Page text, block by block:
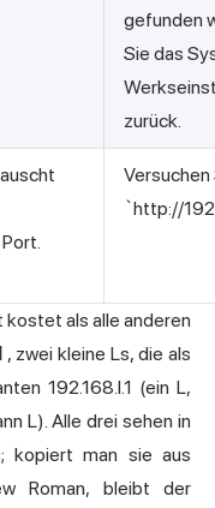
gefunden
Sie das
zurück.
`http://
kostet als alle anderen
, zwei kleine Ls, die als
192.168.l.1 (ein L,
L). Alle drei sehen in
kopiert man sie aus
Roman, bleibt der